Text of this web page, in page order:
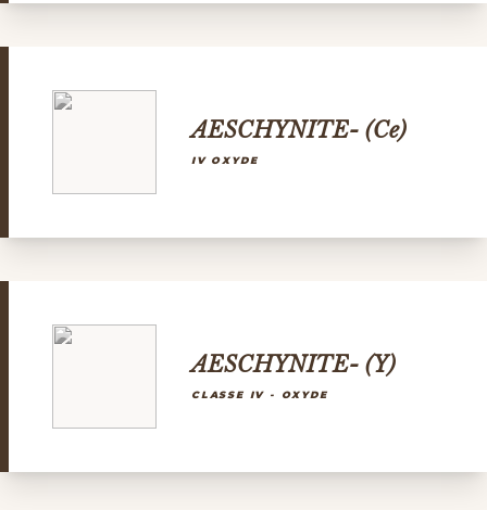
AESCHYNITE- (Ce)
IV OXYDE
AESCHYNITE- (Y)
CLASSE IV - OXYDE